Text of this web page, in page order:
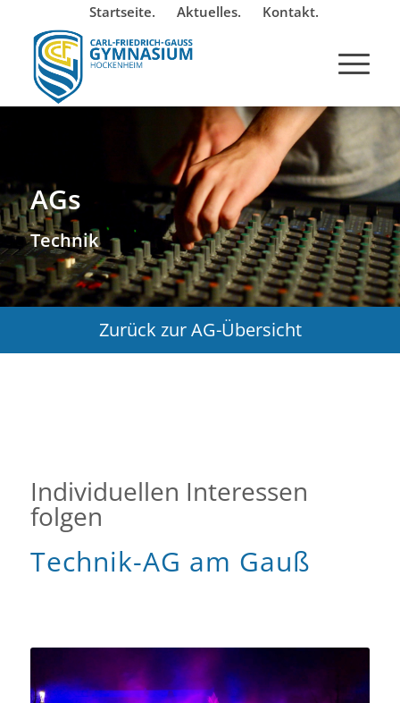
Startseite. Aktuelles. Kontakt.
AGs
Technik
Zurück zur AG-Übersicht
Individuellen Interessen
folgen
Technik-AG am Gauß